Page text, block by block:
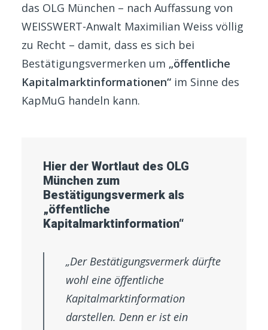
das OLG München – nach Auffassung von
WEISSWERT-Anwalt Maximilian Weiss völlig
zu Recht – damit, dass es sich bei
Bestätigungsvermerken um „öffentliche
Kapitalmarktinformationen“ im Sinne des
KapMuG handeln kann.
Hier der Wortlaut des OLG
München zum
Bestätigungsvermerk als
„öffentliche
Kapitalmarktinformation“
„Der Bestätigungsvermerk dürfte
wohl eine öffentliche
Kapitalmarktinformation
darstellen. Denn er ist ein